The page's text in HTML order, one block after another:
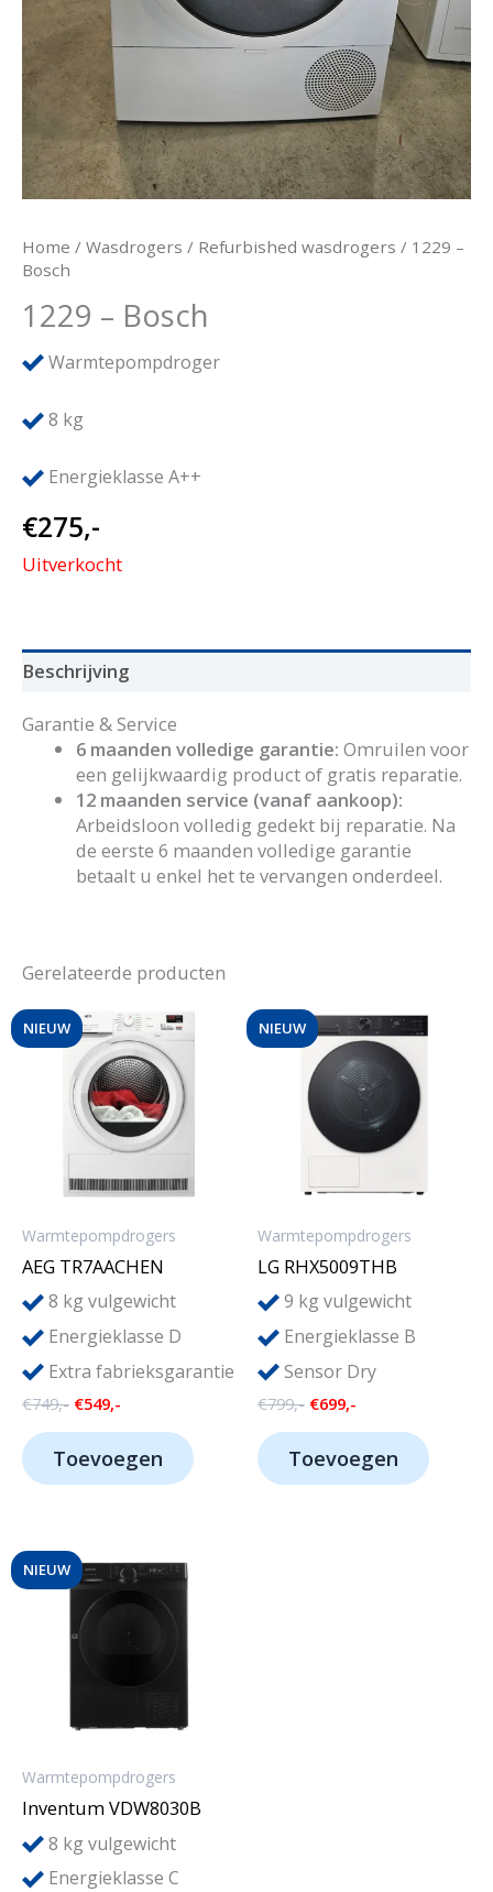
Home / Wasdrogers / Refurbished wasdrogers / 1229 –
Bosch
1229 – Bosch
Warmtepompdroger
8 kg
Energieklasse A++
€275,-
Uitverkocht
Beschrijving
Garantie & Service
6 maanden volledige garantie: Omruilen voor
een gelijkwaardig product of gratis reparatie.
12 maanden service (vanaf aankoop):
Arbeidsloon volledig gedekt bij reparatie. Na
de eerste 6 maanden volledige garantie
betaalt u enkel het te vervangen onderdeel.
Gerelateerde producten
NIEUW
Warmtepompdrogers
AEG TR7AACHEN
8 kg vulgewicht
Energieklasse D
Extra fabrieksgarantie
€749,- Oorspronkelijke
€749,-.
€549,-
€549,-.
Toevoegen
NIEUW
Warmtepompdrogers
LG RHX5009THB
9 kg vulgewicht
Energieklasse B
Sensor Dry
€799,- Oorspronkelijke
€799,-.
€699,-
€699,-.
Toevoegen
NIEUW
Warmtepompdrogers
Inventum VDW8030B
8 kg vulgewicht
Energieklasse C